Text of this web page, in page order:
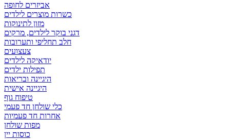
אביזרים לחופה
כשרות מוצרים לילדים
מזון לתינוקות
דגני בוקר לילדים, מרקים
חלב תחליפי ותערובות
צעצועים
יודאיקה לילדים
תפילות ילדים
היגיינה ובריאות
היגיינה אישית
טיפוח גוף
כלי שולחן חד פעמי
אחרות חד פעמיות
מפות שולחן
כוסות יין